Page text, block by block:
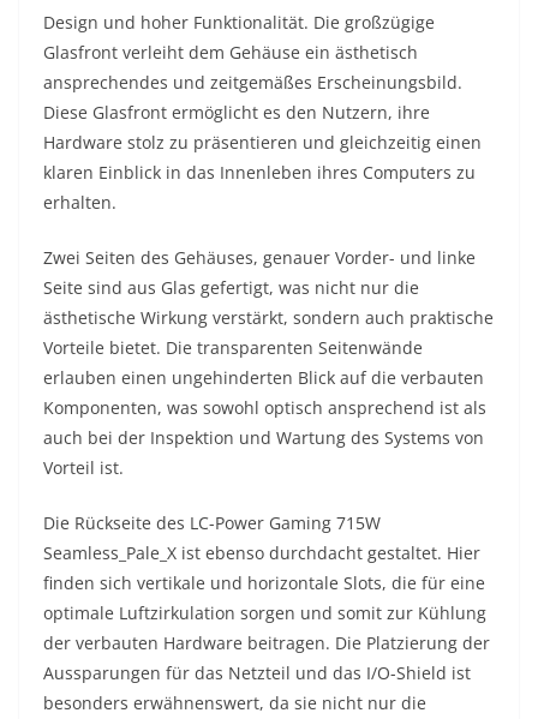
Design und hoher Funktionalität. Die großzügige
Glasfront verleiht dem Gehäuse ein ästhetisch
ansprechendes und zeitgemäßes Erscheinungsbild.
Diese Glasfront ermöglicht es den Nutzern, ihre
Hardware stolz zu präsentieren und gleichzeitig einen
klaren Einblick in das Innenleben ihres Computers zu
erhalten.
Zwei Seiten des Gehäuses, genauer Vorder- und linke
Seite sind aus Glas gefertigt, was nicht nur die
ästhetische Wirkung verstärkt, sondern auch praktische
Vorteile bietet. Die transparenten Seitenwände
erlauben einen ungehinderten Blick auf die verbauten
Komponenten, was sowohl optisch ansprechend ist als
auch bei der Inspektion und Wartung des Systems von
Vorteil ist.
Die Rückseite des LC-Power Gaming 715W
Seamless_Pale_X ist ebenso durchdacht gestaltet. Hier
finden sich vertikale und horizontale Slots, die für eine
optimale Luftzirkulation sorgen und somit zur Kühlung
der verbauten Hardware beitragen. Die Platzierung der
Aussparungen für das Netzteil und das I/O-Shield ist
besonders erwähnenswert, da sie nicht nur die